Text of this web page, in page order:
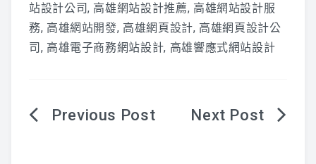
站設計公司, 高雄網站設計推薦, 高雄網站設計服
務, 高雄網站開發, 高雄網頁設計, 高雄網頁設計公
司 , 高雄電子商務網站設計, 高雄響應式網站設計
文